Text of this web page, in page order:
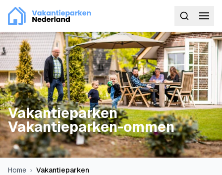
Vakantieparken
Vakantieparken-ommen
Home Vakantieparken